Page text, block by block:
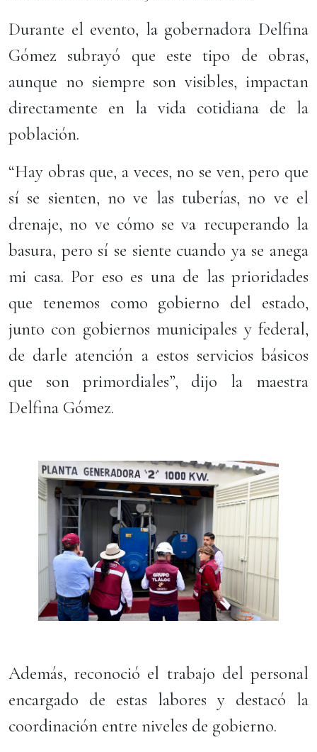
Durante el evento, la gobernadora Delfina
Gómez subrayó que este tipo de obras,
aunque no siempre son visibles, impactan
directamente en la vida cotidiana de la
población.
“Hay obras que, a veces, no se ven, pero que
sí se sienten, no ve las tuberías, no ve el
drenaje, no ve cómo se va recuperando la
basura, pero sí se siente cuando ya se anega
mi casa. Por eso es una de las prioridades
que tenemos como gobierno del estado,
junto con gobiernos municipales y federal,
de darle atención a estos servicios básicos
que son primordiales”, dijo la maestra
Delfina Gómez.
Además, reconoció el trabajo del personal
encargado de estas labores y destacó la
coordinación entre niveles de gobierno.